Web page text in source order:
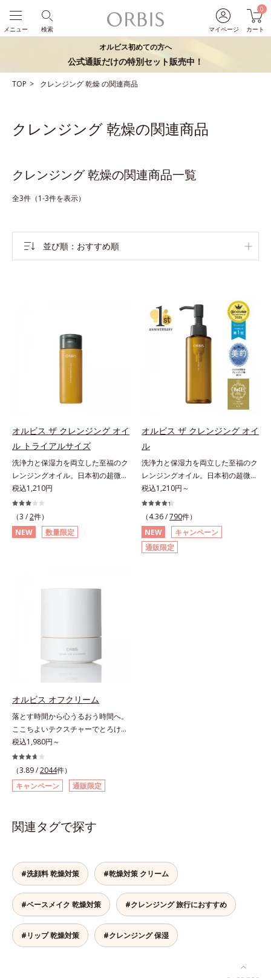
マイページ
0
カート
検索
メニュー
オルビス初めての方へ
公式通販だけの特別セット販売中！
TOP クレンジング乾燥の関連商品
クレンジング 乾燥の関連商品
クレンジング 乾燥の関連商品一覧
全3件（1-3件を表示）
並び順 おすすめ順
オルビス ザ クレンジング オイ
ル トライアルサイズ
洗浄力と保湿力を両立した至福のク
レンジングオイル。日本初の超微粒
子技術(*1)が毛穴奥の微細な汚れに
アプローチ。圧倒的な洗浄力と毛穴
悩みに着目したクレンジングオイル
のトライアルサイズです。日本初・
超微粒子技術(*1)で、さっと塗り広
かつてないクレンジング(*2)をご用
搭載することに成功。毛穴よりはる
かに小さい超微粒子とオイルが肌と
汚れの間に入り込み、小さくばらけ
が肌に再付着することを防止し、細
かい毛穴汚れをごっそりするん！角
栓溶解オイル(*4)が詰まりや黒ずみ
も溶かして、毛穴の目立ちにくいす
べすべ肌に洗い上げます。大人肌の
ためのくすみ(*5)を晴らすアプロー
チによって圧巻の洗浄力と保湿力を
叶え、毛穴目立ち(*6)や乾燥による
しくなる晴れやかな肌に導きます。
*1 ポーラ化成独自の（Ｃ１２－２
す水の膜をつくる技術が日本初
（2024年12月時点、J－GLOBALに
よる自社調べ）*2 オルビス内でか
つてないオイルクレンジングのこと
０）アルキルグルコシド（保湿）で
形成するミセル*4 炭酸ジカプリリ
税込1,210円
（3 /2件）
NEW
数量限定
オルビス ザ クレンジング オイ
ル
洗浄力と保湿力を両立した至福のク
レンジングオイル。日本初の超微粒
子技術(*1)が毛穴奥の微細な汚れに
アプローチ。圧倒的な洗浄力と毛穴
悩みに着目したクレンジングオイル
です。日本初・超微粒子技術(*1)
で、さっと塗り広げるだけで濃いメ
イクはもちろん毛穴悩みも取り去
くる技術が日本初（2024年12月時
点、J－GLOBALによる自社調べ）
*2 オルビス内でかつてないオイル
クレンジングのこと*3 ポーラ化成
ルコシド（保湿）で形成するミセル
*4 炭酸ジカプリリル*5 乾燥や汚れ
量目安＞適量＜使用ステップ＞オル
税込1,210円～
（4.36 /790件）
NEW
キャンペーン
通販限定
オルビス オフクリーム
落とす時間から心うるおう時間へ。
ここちよいテクスチャーでとろける
クレンジング。“落とすだけ”の時間
から、かけがえのないリラックスタ
イムへ―。忙しい日々を送る現代女
性にとって、クレンジングは“落と
すだけ”の作業になりがち。オルビ
レンジング。人が本能的にここちよ
になじませると、自然とその動きに
導くこだわりのテクスチャーを採用
しました。厚みとコクのあるリッチ
なテクスチャーがとろけるように肌
をつつみこみ、安らぎのリラックス
タイムをもたらします。さらにうる
おいを守りながらメイク汚れだけを
税込1,980円～
（3.89 /2044件）
キャンペーン
通販限定
関連タグで探す
#洗顔料 乾燥対策 #乾燥対策 クリーム
#ベースメイク 乾燥対策 #クレンジング 旅行におすすめ
#リップ 乾燥対策 #クレンジング 保湿